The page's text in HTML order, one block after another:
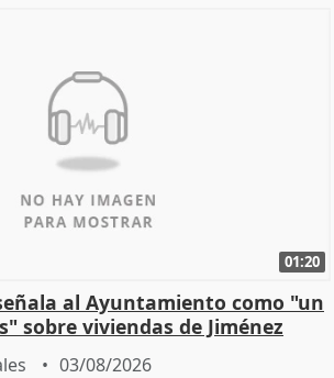
01:20
al Ayuntamiento como "un
sobre viviendas de Jiménez
03/08/2026